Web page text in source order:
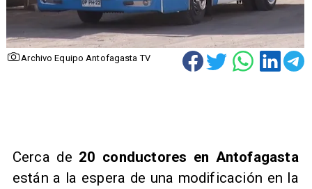
Archivo Equipo Antofagasta TV
Cerca de 20 conductores en Antofagasta
están a la espera de una modificación en la